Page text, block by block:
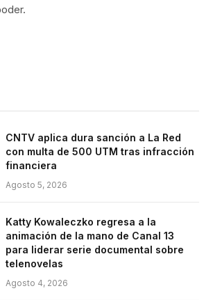
CNTV aplica dura sanción a La Red
con multa de 500 UTM tras infracción
financiera
Agosto 5, 2026
Katty Kowaleczko regresa a la
animación de la mano de Canal 13
para liderar serie documental sobre
telenovelas
Agosto 4, 2026